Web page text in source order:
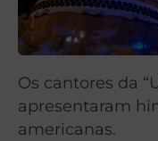
Os cantores da
apresentaram
americanas.